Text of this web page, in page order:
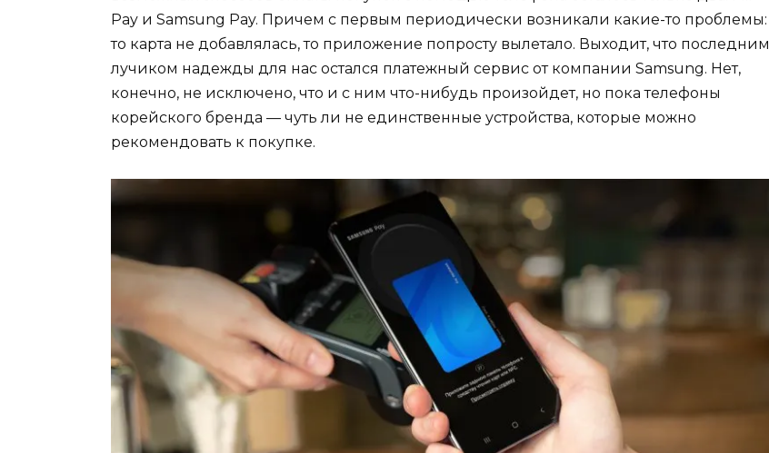
Pay и Samsung Pay. Причем с первым периодически возникали какие-то проблемы:
то карта не добавлялась, то приложение попросту вылетало. Выходит, что последним
лучиком надежды для нас остался платежный сервис от компании Samsung. Нет,
конечно, не исключено, что и с ним что-нибудь произойдет, но пока телефоны
корейского бренда — чуть ли не единственные устройства, которые можно
рекомендовать к покупке.